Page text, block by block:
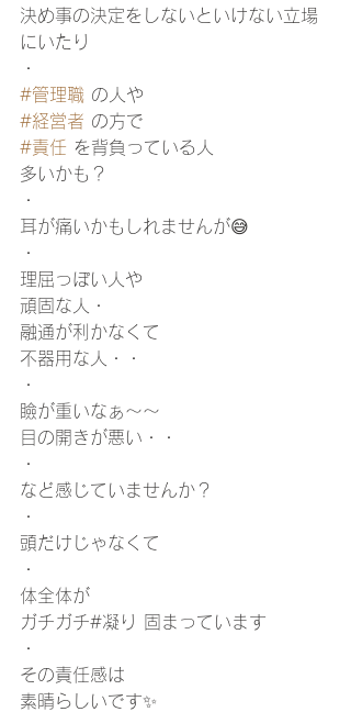
決め事の決定をしないといけない立場
にいたり
・
#管理職 の人や
#経営者 の方で
#責任 を背負っている人
多いかも？
・
耳が痛いかもしれませんが😅
・
理屈っぽい人や
頑固な人・
融通が利かなくて
不器用な人・・
・
瞼が重いなぁ〜〜
目の開きが悪い・・
・
など感じていませんか？
・
頭だけじゃなくて
・
体全体が
ガチガチ#凝り 固まっています
・
その責任感は
素晴らしいです✨